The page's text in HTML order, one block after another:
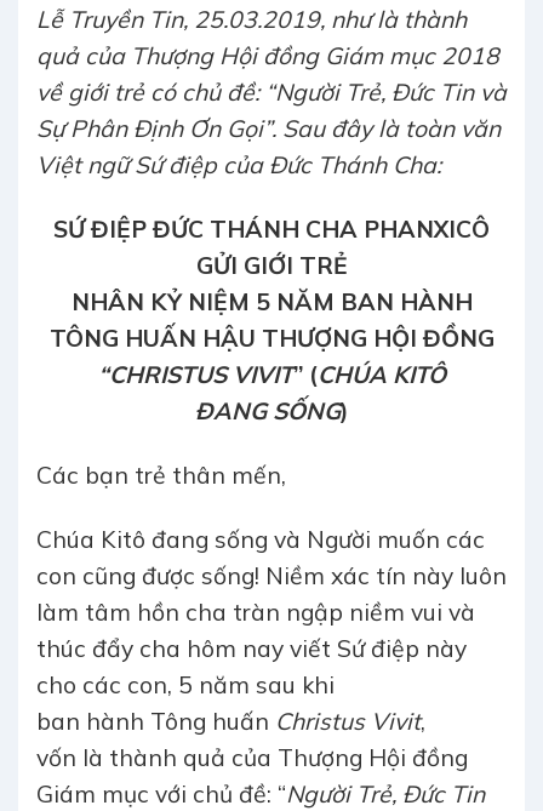
Lễ Truyền Tin, 25.03.2019, nhưlà thành
quả của Thượng Hội đồng Giám mục 2018
về giới trẻ có chủ đề: “Người Trẻ, Đức Tin và
Sự Phân Định Ơn Gọi”. Sau đây là toàn văn
Việt ngữ Sứ điệp của Đức Thánh Cha:
SỨ ĐIỆP ĐỨC THÁNH CHA PHANXICÔ
GỬI GIỚI TRẺ
NHÂN KỶ NIỆM 5 NĂM BAN HÀNH
TÔNG HUẤN HẬU THƯỢNG HỘI ĐỒNG
“CHRISTUS VIVIT” (CHÚA KITÔ
ĐANGSỐNG)
Các bạn trẻ thân mến,
Chúa Kitô đang sống và Người muốn các
con cũng được sống! Niềm xác tín này luôn
làm tâm hồn cha tràn ngập niềm vui và
thúc đẩy cha hôm nay viết Sứ điệp này
cho các con, 5 năm sau khi
ban hành Tông huấn Christus Vivit,
vốn là thành quả của Thượng Hội đồng
Giám mục với chủ đề: “Người Trẻ, Đức Tin